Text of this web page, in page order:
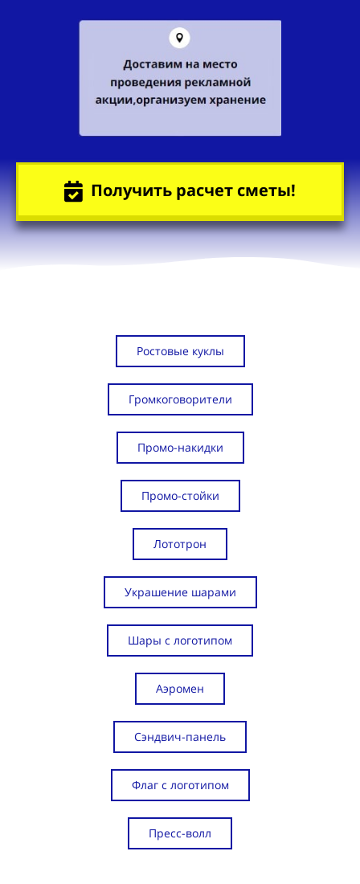
Получить расчет сметы!
Ростовые куклы
Громкоговорители
Промо-накидки
Промо-стойки
Лототрон
Украшение шарами
Шары с логотипом
Аэромен
Сэндвич-панель
Флаг с логотипом
Пресс-волл